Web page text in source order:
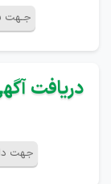
جـهت
دریافت
جهت